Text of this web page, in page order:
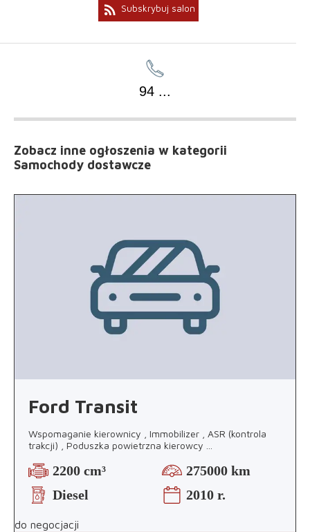
rss_feed Subskrybuj salon
94 ...
Zobacz inne ogłoszenia w kategorii
Samochody dostawcze
Ford Transit
Wspomaganie kierownicy , Immobilizer , ASR (kontrola
trakcji) , Poduszka powietrzna kierowcy
2200 cm³
275000 km
Diesel
2010 r.
do negocjacji